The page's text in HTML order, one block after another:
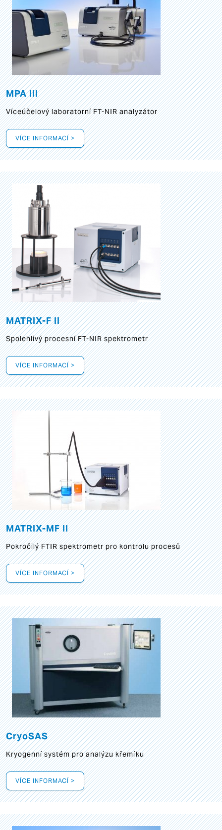
MPA III
Víceúčelový laboratorní FT-NIR analyzátor
VÍCE INFORMACÍ >
MATRIX-F II
Spolehlivý procesní FT-NIR spektrometr
VÍCE INFORMACÍ >
MATRIX-MF II
Pokročilý FTIR spektrometr pro kontrolu procesů
VÍCE INFORMACÍ >
CryoSAS
Kryogenní systém pro analýzu křemíku
VÍCE INFORMACÍ >